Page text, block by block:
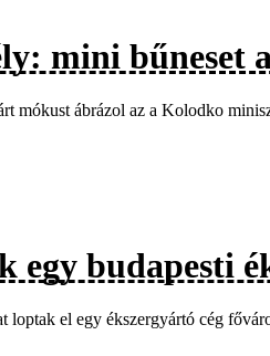
mini bűneset
mókust ábrázol az a Kolodko
egy budapesti
loptak el egy ékszergyártó cég